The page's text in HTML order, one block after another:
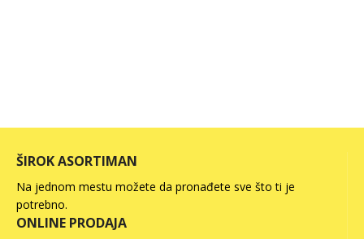
ŠIROK ASORTIMAN
Na jednom mestu možete da pronađete sve što ti je
potrebno.
ONLINE PRODAJA